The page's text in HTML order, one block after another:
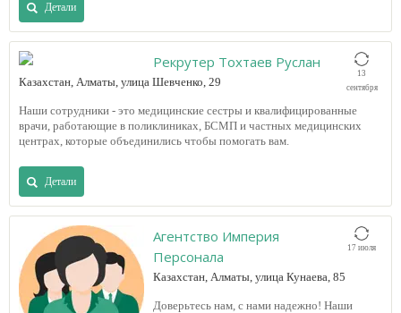
Детали
13
сентября
Рекрутер Тохтаев Руслан
Казахстан, Алматы, улица Шевченко, 29
Наши сотрудники - это медицинские сестры и квалифицированные
врачи, работающие в поликлиниках, БСМП и частных медицинских
центрах, которые объединились чтобы помогать вам.
Детали
17 июля
Агентство Империя
Персонала
Казахстан, Алматы, улица Кунаева, 85
Доверьтесь нам, с нами надежно! Наши